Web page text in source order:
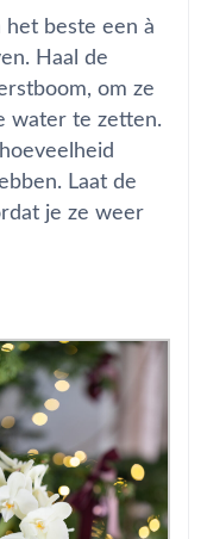
het beste een à
Haal de
om ze
water te zetten.
Laat de
je ze weer